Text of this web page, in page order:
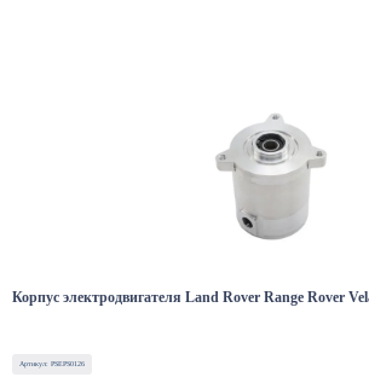
Корпус электродвигателя Land Rover Range Rover
Артикул: PSEPS0126